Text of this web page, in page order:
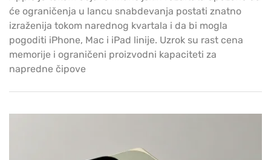
će ograničenja u lancu snabdevanja postati znatno
izraženija tokom narednog kvartala i da bi mogla
pogoditi iPhone, Mac i iPad linije. Uzrok su rast cena
memorije i ograničeni proizvodni kapaciteti za
napredne čipove